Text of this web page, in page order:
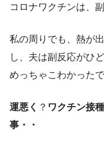
コロナワクチンは、
私の周りでも、熱が
し、夫は副反応がひ
めっちゃこわかったで
運悪く ？ ワクチン接
事・・